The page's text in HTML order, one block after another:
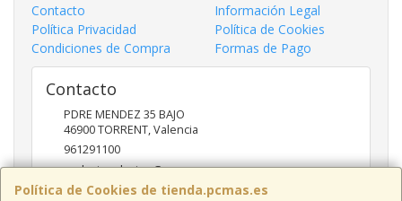
Política de Cookies de tienda.pcmas.es
Contacto
Información Legal
Política Privacidad
Política de Cookies
Condiciones de Compra
Formas de Pago
Contacto
PDRE MENDEZ 35 BAJO
46900TORRENT,Valencia
961291100
nadasinsolucion@pcmas.es